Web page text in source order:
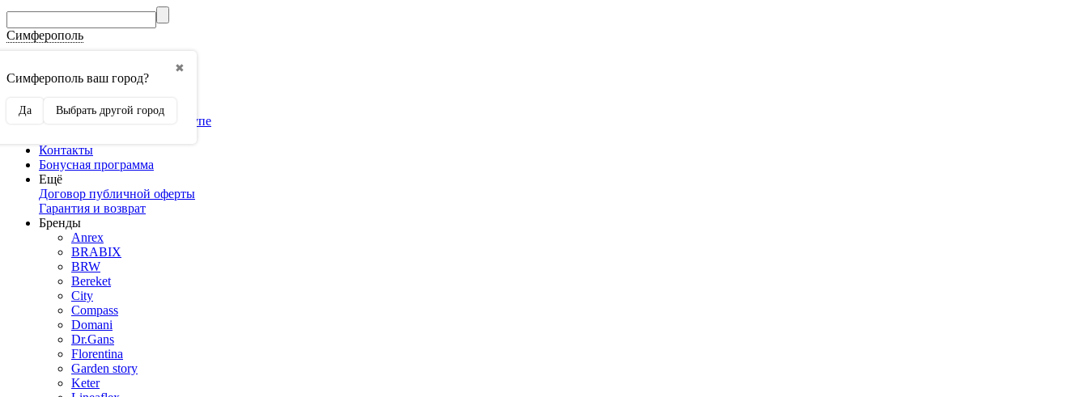
Симферополь
✖
Симферополь ваш город?
Да Выбрать другой город
Мебель оптом
Конструктор кухни
Конструктор шкафа-купе
Контакты
Бонусная программа
Ещё
Договор публичной оферты
Гарантия и возврат
Бренды
Anrex
BRABIX
BRW
Bereket
City
Compass
Domani
Dr.Gans
Florentina
Garden story
Keter